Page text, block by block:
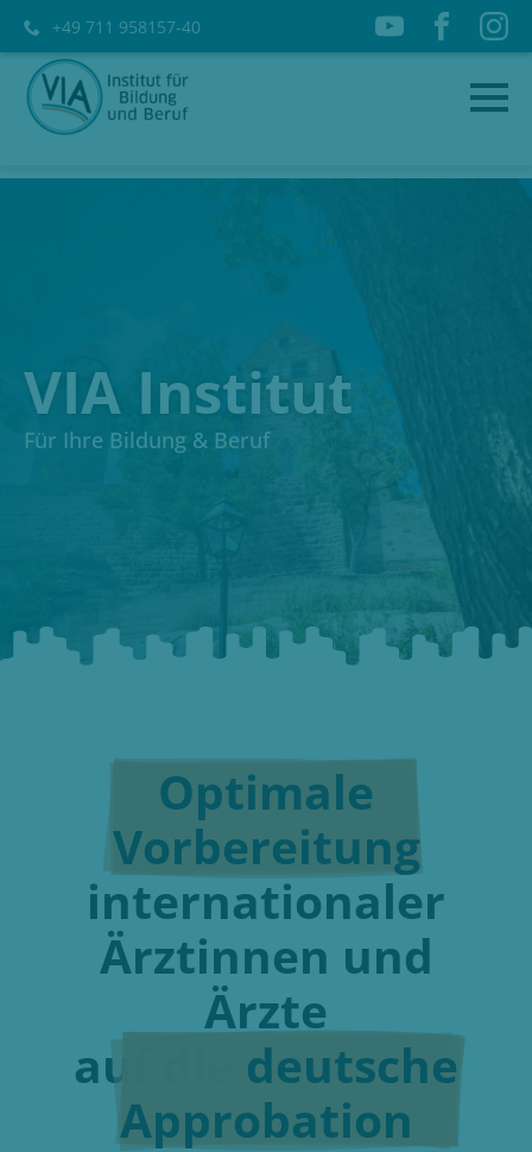
+49 711 958157-40
VIA Institut
Für Ihre Bildung & Beruf
Optimale
Vorbereitung
internationaler
Ärztinnen und
Ärzte
auf die
deutsche
Approbation